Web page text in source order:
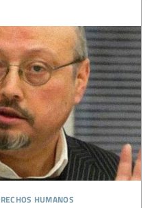
humanos